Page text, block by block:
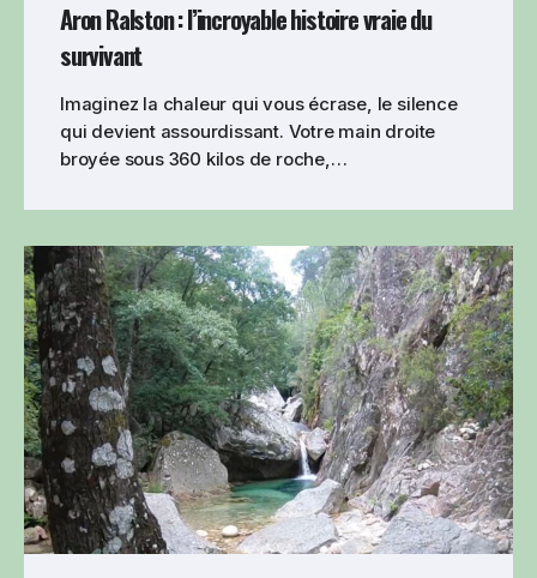
Aron Ralston : l’incroyable histoire vraie du
survivant
Imaginez la chaleur qui vous écrase, le silence
qui devient assourdissant. Votre main droite
broyée sous 360 kilos de roche,…